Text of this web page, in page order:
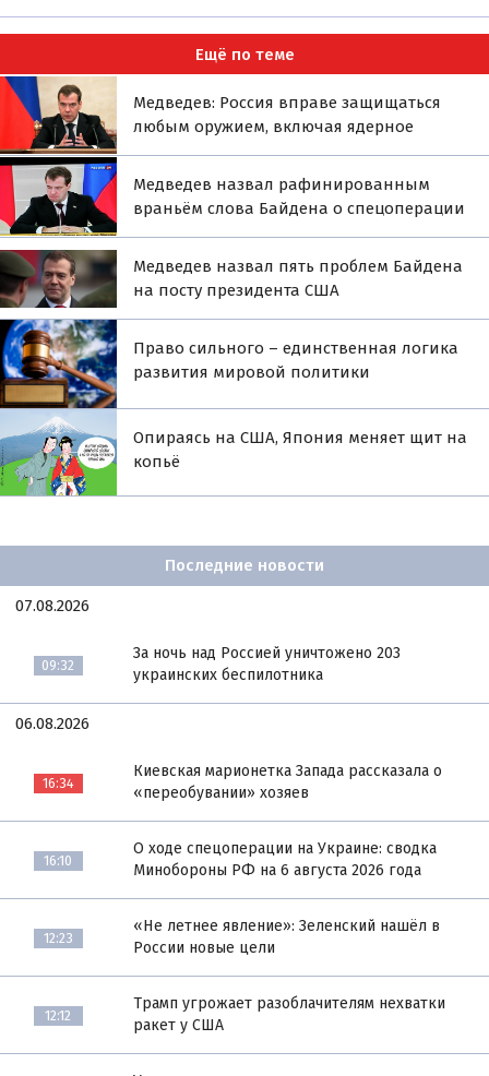
Ещё по теме
Медведев: Россия вправе защищаться
любым оружием, включая ядерное
Медведев назвал рафинированным
враньём слова Байдена о спецоперации
Медведев назвал пять проблем Байдена
на посту президента США
Право сильного – единственная логика
развития мировой политики
Опираясь на США, Япония меняет щит на
копьё
Последние новости
07.08.2026
09:32
За ночь над Россией уничтожено 203
украинских беспилотника
06.08.2026
16:34
Киевская марионетка Запада рассказала о
«переобувании» хозяев
16:10
О ходе спецоперации на Украине: сводка
Минобороны РФ на 6 августа 2026 года
12:23
«Не летнее явление»: Зеленский нашёл в
России новые цели
12:12
Трамп угрожает разоблачителям нехватки
ракет у США